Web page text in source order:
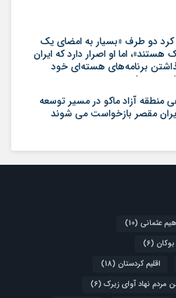
کرد دو طرف «بسیار به امضای یک
هستند»، اما او اصرار دارد که ایران
برنامه‌های هسته‌ای خود
بردارد
منطقه آزاد ماکو در مسیر توسعه
مقصر بازخواست می شوند
عثمانی (10)
(6)
اقلیم کردستان (18)
مردم نهاد آوای زیرک (6)